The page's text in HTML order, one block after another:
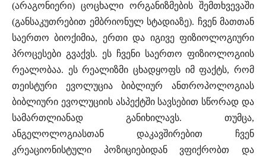
(არაგონიერი) ცოცხალი ორგანიზმების შემთხვევაში
(განსაკუთრებით ემბრიონულ სტადიაზე). ჩვენ მათთან
საერთო ბიოქიმია, ერთი და იგივე ფიზიოლოგიური
პროცესები გვაქვს. ეს ჩვენი საერთო ფიზიოლოგიის
რეალობაა. ეს რეალიზმი ცხადყოფს იმ ფაქტს, რომ
თეისტური ევოლუცია ბიბლიურ ანთროპოლოგიას
ბიბლიური ევოლუციის ასპექტში სავსებით სწორად და
სამართლიანად განიხილავს. თუმცა,
ანგელოლოგიასთან დაკავშირებით ჩვენ
კრეაციონისტული პოზიციებიდან ვფიქრობთ და